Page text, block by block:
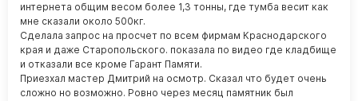
интернета общим весом более 1,3 тонны, где тумба весит как
мне сказали около 500кг.
Сделала запрос на просчет по всем фирмам Краснодарского
края и даже Старопольского. показала по видео где кладбище
и отказали все кроме Гарант Памяти.
Приезхал мастер Дмитрий на осмотр. Сказал что будет очень
сложно но возможно. Ровно через месяц памятник был